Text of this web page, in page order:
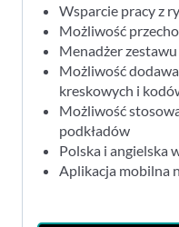
Wsparcie pracy z
Możliwość
Menadżer
Możliwość
kreskowych i
Możliwość
podkładów
Polska i angielska
Aplikacja mobilna